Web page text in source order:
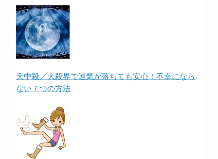
天中殺／大殺界で運気が落ちても安心！不幸になら
ない７つの方法